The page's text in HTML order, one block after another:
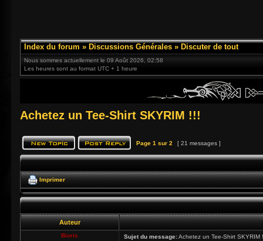
Index du forum » Discussions Générales » Discuter de tout
Nous sommes actuellement le 09 Août 2026, 02:58
Les heures sont au format UTC + 1 heure
Achetez un Tee-Shirt SKYRIM !!!
Page 1 sur 2 [ 21 messages ]
Imprimer
Auteur
Bioris Sujet du message:Achetez un Tee-Shirt SKYRIM